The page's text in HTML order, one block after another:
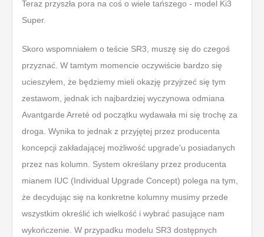
Teraz przyszła pora na coś o wiele tańszego - model Ki3
Super.
Skoro wspomniałem o teście SR3, muszę się do czegoś
przyznać. W tamtym momencie oczywiście bardzo się
ucieszyłem, że będziemy mieli okazję przyjrzeć się tym
zestawom, jednak ich najbardziej wyczynowa odmiana
Avantgarde Arreté od początku wydawała mi się trochę za
droga. Wynika to jednak z przyjętej przez producenta
koncepcji zakładającej możliwość upgrade'u posiadanych
przez nas kolumn. System określany przez producenta
mianem IUC (Individual Upgrade Concept) polega na tym,
że decydując się na konkretne kolumny musimy przede
wszystkim określić ich wielkość i wybrać pasujące nam
wykończenie. W przypadku modelu SR3 dostępnych